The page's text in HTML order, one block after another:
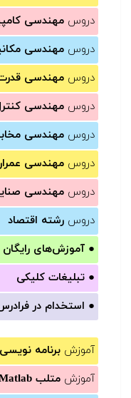
دروس مهندسی
دروس مهندسی
دروس مهندسی
دروس مهندسی
دروس مهندسی
دروس مهندسی
دروس مهندسی
دروس رشته اقتصاد
● آموزش‌های رایگان
● تبلیغات کلیکی
● استخدام در
آموزش برنامه نویسی
آموزش متلب Matlab